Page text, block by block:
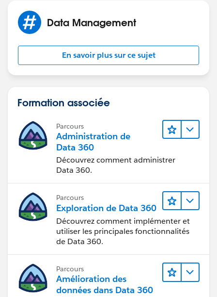
Data Management
En savoir plus sur ce sujet
Formation associée
Parcours
Administration de
Data 360
Découvrez comment administrer
Data 360.
Parcours
Exploration de Data 360
Découvrez comment implémenter et
utiliser les principales fonctionnalités
de Data 360.
Parcours
Amélioration des
données dans Data 360